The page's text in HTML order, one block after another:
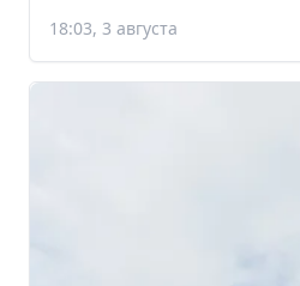
18:03, 3 августа